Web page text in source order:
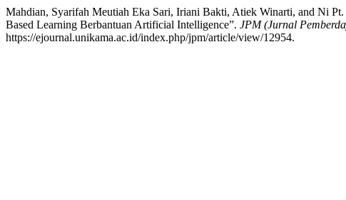
Mahdian, Syarifah Meutiah Eka Sari, Iriani Bakti, Atiek Winarti, and Ni
Based Learning Berbantuan Artificial Intelligence”. JPM (Jurnal
https://ejournal.unikama.ac.id/index.php/jpm/article/view/12954.